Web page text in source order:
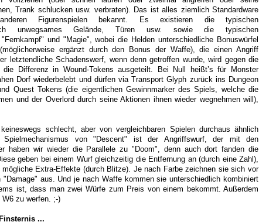
Trank schlucken usw. verbraten). Das ist alles ziemlich Standardware
Figurenspielen bekannt. Es existieren die typischen
unwegsames Gelände, Türen usw. sowie die typischen
und "Magie", wobei die Helden unterschiedliche Bonuswürfel
ergänzt durch den Bonus der Waffe), die einen Angriff
letztendliche Schadenswerf, wenn denn getroffen wurde, wird gegen die
die Differenz in Wound-Tokens ausgeteilt. Bei Null heißt’s für Monster
Dorf wiederbelebt und dürfen via Transport Glyph zurück ins Dungeon
Quest Tokens (die eigentlichen Gewinnmarker des Spiels, welche die
und der Overlord durch seine Aktionen ihnen wieder wegnehmen will),
schlecht, aber von vergleichbaren Spielen durchaus ähnlich
Spielmechanismus von "Descent" ist der Angriffswurf, der mit den
haben wir wieder die Parallele zu "Doom", denn auch dort fanden die
geben bei einem Wurf gleichzeitig die Entfernung an (durch eine Zahl),
Extra-Effekte (durch Blitze). Je nach Farbe zeichnen sie sich vor
aus. Und je nach Waffe kommen sie unterschiedlich kombiniert
ist, dass man zwei Würfe zum Preis von einem bekommt. Außerdem
zu werfen. ;-)
...